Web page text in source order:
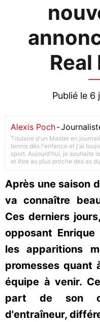
Real
Publié le 6
Alexis Poch-
Titulaire d'un Master en
tennis dès l'enfance et j'ai
sport. Aujourd'hui, je souhaite
et être au plus proche des as
Après une saison
va connaître
Ces derniers
opposant
les apparitions
promesses quant
équipe à venir.
part de son
d'entraîneur,